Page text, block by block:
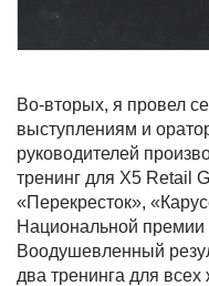
Во-вторых, я провел
выступлениям и
руководителей
тренинг для X5 Retail
«Перекресток»,
Национальной премии
Воодушевленный
два тренинга для